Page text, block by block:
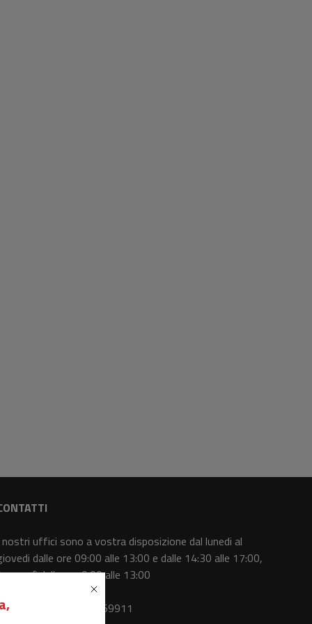
nostri uffici sono a vostra disposizione dal lunedi al
dalle ore 09:00 alle 13:00 e dalle 14:30 alle 17:00,
venerdì dalle ore 9:00 alle 13:00
: 0415369911